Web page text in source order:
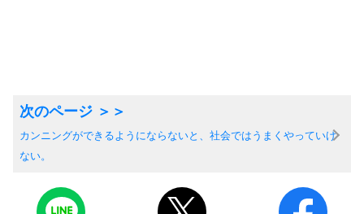
カンニングができるようにならないと、社会ではうまくやっていけ
ない。